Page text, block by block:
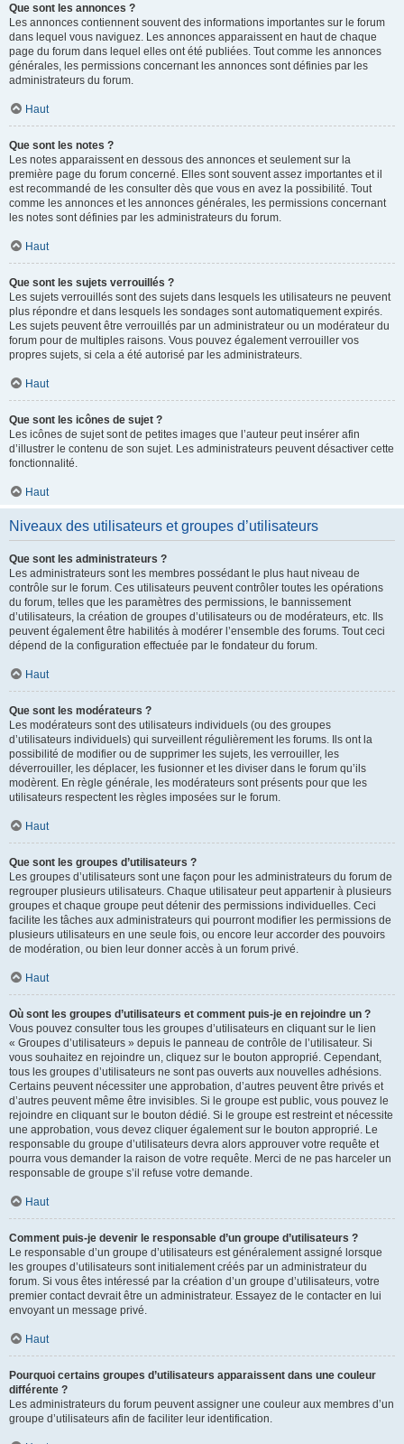
Que sont les annonces ?
Les annonces contiennent souvent des informations importantes sur le forum
dans lequel vous naviguez. Les annonces apparaissent en haut de chaque
page du forum dans lequel elles ont été publiées. Tout comme les annonces
générales, les permissions concernant les annonces sont définies par les
administrateurs du forum.
Haut
Que sont les notes ?
Les notes apparaissent en dessous des annonces et seulement sur la
première page du forum concerné. Elles sont souvent assez importantes et il
est recommandé de les consulter dès que vous en avez la possibilité. Tout
comme les annonces et les annonces générales, les permissions concernant
les notes sont définies par les administrateurs du forum.
Haut
Que sont les sujets verrouillés ?
Les sujets verrouillés sont des sujets dans lesquels les utilisateurs ne peuvent
plus répondre et dans lesquels les sondages sont automatiquement expirés.
Les sujets peuvent être verrouillés par un administrateur ou un modérateur du
forum pour de multiples raisons. Vous pouvez également verrouiller vos
propres sujets, si cela a été autorisé par les administrateurs.
Haut
Que sont les icônes de sujet ?
Les icônes de sujet sont de petites images que l’auteur peut insérer afin
d’illustrer le contenu de son sujet. Les administrateurs peuvent désactiver cette
fonctionnalité.
Haut
Niveaux des utilisateurs et groupes d’utilisateurs
Que sont les administrateurs ?
Les administrateurs sont les membres possédant le plus haut niveau de
contrôle sur le forum. Ces utilisateurs peuvent contrôler toutes les opérations
du forum, telles que les paramètres des permissions, le bannissement
d’utilisateurs, la création de groupes d’utilisateurs ou de modérateurs, etc. Ils
peuvent également être habilités à modérer l’ensemble des forums. Tout ceci
dépend de la configuration effectuée par le fondateur du forum.
Haut
Que sont les modérateurs ?
Les modérateurs sont des utilisateurs individuels (ou des groupes
d’utilisateurs individuels) qui surveillent régulièrement les forums. Ils ont la
possibilité de modifier ou de supprimer les sujets, les verrouiller, les
déverrouiller, les déplacer, les fusionner et les diviser dans le forum qu’ils
modèrent. En règle générale, les modérateurs sont présents pour que les
utilisateurs respectent les règles imposées sur le forum.
Haut
Que sont les groupes d’utilisateurs ?
Les groupes d’utilisateurs sont une façon pour les administrateurs du forum de
regrouper plusieurs utilisateurs. Chaque utilisateur peut appartenir à plusieurs
groupes et chaque groupe peut détenir des permissions individuelles. Ceci
facilite les tâches aux administrateurs qui pourront modifier les permissions de
plusieurs utilisateurs en une seule fois, ou encore leur accorder des pouvoirs
de modération, ou bien leur donner accès à un forum privé.
Haut
Où sont les groupes d’utilisateurs et comment puis-je en rejoindre un ?
Vous pouvez consulter tous les groupes d’utilisateurs en cliquant sur le lien
« Groupes d’utilisateurs » depuis le panneau de contrôle de l’utilisateur. Si
vous souhaitez en rejoindre un, cliquez sur le bouton approprié. Cependant,
tous les groupes d’utilisateurs ne sont pas ouverts aux nouvelles adhésions.
Certains peuvent nécessiter une approbation, d’autres peuvent être privés et
d’autres peuvent même être invisibles. Si le groupe est public, vous pouvez le
rejoindre en cliquant sur le bouton dédié. Si le groupe est restreint et nécessite
une approbation, vous devez cliquer également sur le bouton approprié. Le
responsable du groupe d’utilisateurs devra alors approuver votre requête et
pourra vous demander la raison de votre requête. Merci de ne pas harceler un
responsable de groupe s’il refuse votre demande.
Haut
Comment puis-je devenir le responsable d’un groupe d’utilisateurs ?
Le responsable d’un groupe d’utilisateurs est généralement assigné lorsque
les groupes d’utilisateurs sont initialement créés par un administrateur du
forum. Si vous êtes intéressé par la création d’un groupe d’utilisateurs, votre
premier contact devrait être un administrateur. Essayez de le contacter en lui
envoyant un message privé.
Haut
Pourquoi certains groupes d’utilisateurs apparaissent dans une couleur
différente ?
Les administrateurs du forum peuvent assigner une couleur aux membres d’un
groupe d’utilisateurs afin de faciliter leur identification.